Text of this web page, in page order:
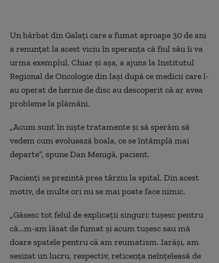
Un bărbat din Galaţi care a fumat aproape 30 de ani
a renunţat la acest viciu în speranţa că fiul său îi va
urma exemplul. Chiar şi aşa, a ajuns la Institutul
Regional de Oncologie din Iaşi după ce medicii care l-
au operat de hernie de disc au descoperit că ar avea
probleme la plămâni.
„Acum sunt în nişte tratamente şi să sperăm să
vedem cum evoluează boala, ce se întâmplă mai
departe”, spune Dan Menigă, pacient.
Pacienți se prezintă prea târziu la spital. Din acest
motiv, de multe ori nu se mai poate face nimic.
„Găsesc tot felul de explicaţii singuri: tuşesc pentru
că...m-am lăsat de fumat şi acum tuşesc sau mă
doare spatele pentru că am reumatism. Iarăşi, am
sesizat un lucru, respectiv, reticenţa neînţeleasă de